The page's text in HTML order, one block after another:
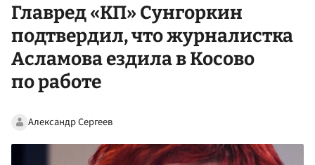
Главред «КП» Сунгоркин
подтвердил, что журналистка
Асламова ездила в Косово
по работе
Александр Сергеев